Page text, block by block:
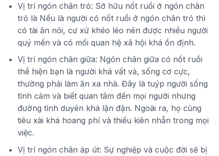
Vị trí ngón chân trỏ: Sở hữu nốt ruồi ở ngón chân
trỏ là Nếu là người có nốt ruồi ở ngón chân trỏ thì
có tài ăn nói, cư xử khéo léo nên được nhiều người
quý mến và có mối quan hệ xã hội khá ổn định.
Vị trí ngón chân giữa: Ngón chân giữa có nốt ruồi
thể hiện bạn là người khá vất vả, sống cơ cực,
thường phải làm ăn xa nhà. Đây là tuýp người sống
tình cảm và biết quan tâm đến mọi người nhưng
đường tình duyên khá lận đận. Ngoài ra, họ cũng
tiêu xài khá hoang phí và thiếu kiên nhẫn trong mọi
việc.
Vị trí ngón chân áp út: Sự nghiệp và cuộc đời sẽ bị